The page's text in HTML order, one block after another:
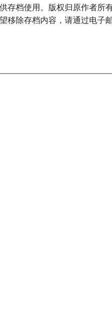
存档使用。版权归原作者所
除存档内容，请通过电子